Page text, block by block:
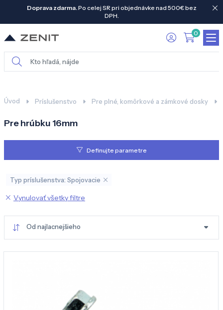
Doprava zdarma.Po celej SR pri objednávke nad 500€ bez
DPH.
0
Úvod Príslušenstvo Pre plné, komôrkové a zámkové dosky
Pre hrúbku 16mm
Definujte parametre
Typ príslušenstva: Spojovacie
Vynulovať všetky filtre
Od najlacnejšieho